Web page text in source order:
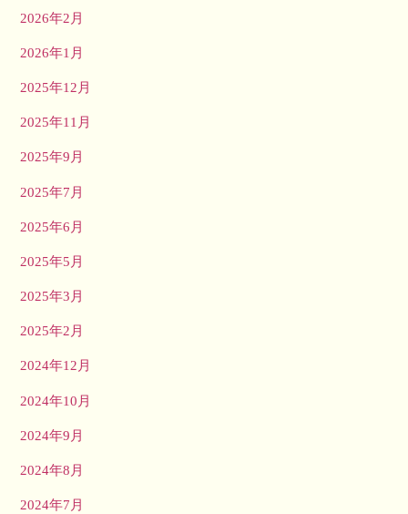
2026年2月
2026年1月
2025年12月
2025年11月
2025年9月
2025年7月
2025年6月
2025年5月
2025年3月
2025年2月
2024年12月
2024年10月
2024年9月
2024年8月
2024年7月